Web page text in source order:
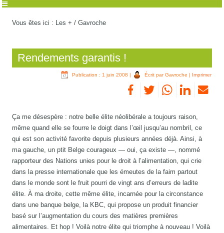
Vous êtes ici : Les + /Gavroche
Rendements garantis !
Publication : 1 juin 2008 | Écrit par Gavroche | Imprimer
Ça me désespère : notre belle élite néolibérale a toujours raison,
même quand elle se fourre le doigt dans l’œil jusqu’au nombril, ce
qui est son activité favorite depuis plusieurs années déjà. Ainsi, à
ma gauche, un ptit Belge courageux — oui, ça existe —, nommé
rapporteur des Nations unies pour le droit à l’alimentation, qui crie
dans la presse internationale que les émeutes de la faim partout
dans le monde sont le fruit pourri de vingt ans d’erreurs de ladite
élite. À ma droite, cette même élite, incarnée pour la circonstance
dans une banque belge, la KBC, qui propose un produit financier
basé sur l’augmentation du cours des matières premières
alimentaires. Et hop ! Voilà notre élite qui triomphe à nouveau ! Voilà